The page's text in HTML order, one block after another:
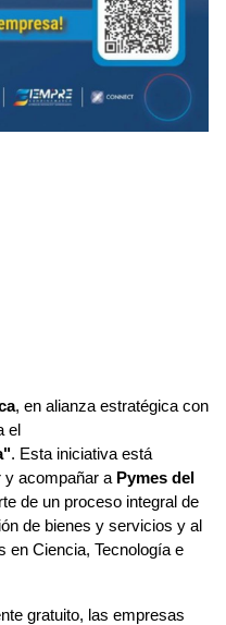
, en alianza estratégica con
el
. Esta iniciativa está
y acompañar a Pymes del
de un proceso integral de
de bienes y servicios y al
en Ciencia, Tecnología e
gratuito, las empresas